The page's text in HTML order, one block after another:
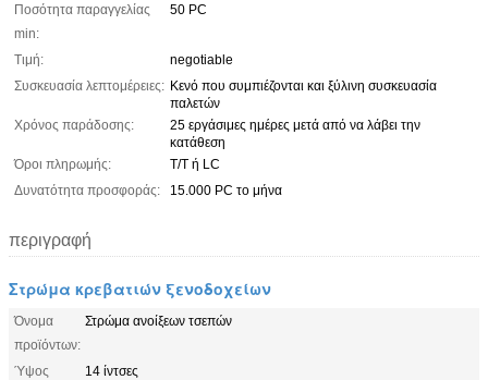
Ποσότητα παραγγελίας
min:
50 PC
Τιμή:
negotiable
Συσκευασία λεπτομέρειες: Κενό που συμπιέζονται και ξύλινη συσκευασία
παλετών
Χρόνος παράδοσης:
25 εργάσιμες ημέρες μετά από να λάβει την
κατάθεση
Όροι πληρωμής:
T/T ή LC
Δυνατότητα προσφοράς:
15.000 PC το μήνα
περιγραφή
Στρώμα κρεβατιών ξενοδοχείων
Όνομα
προϊόντων:
Στρώμα ανοίξεων τσεπών
Ύψος
14 ίντσες